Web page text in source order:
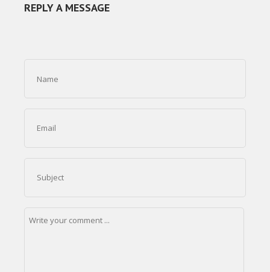
REPLY A MESSAGE